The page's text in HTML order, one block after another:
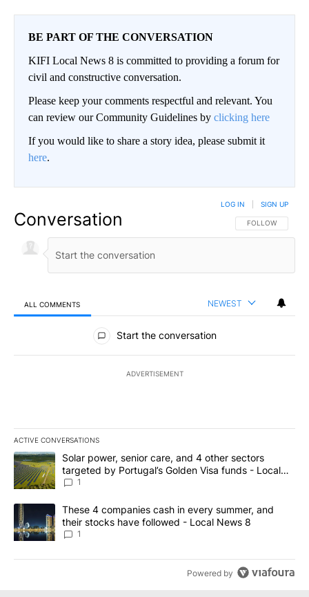
BE PART OF THE CONVERSATION
KIFI Local News 8 is committed to providing a forum for
civil and constructive conversation.
Please keep your comments respectful and relevant. You
can review our Community Guidelines by clicking here
If you would like to share a story idea, please submit it
here.
Conversation FOLLOW THIS
FOLLOW
LOG IN SIGN UP
ALL COMMENTS NEWEST
All Comments
Start the conversation
ADVERTISEMENT
ACTIVE CONVERSATIONS
The following is a list of the most commented articles in the last
A trending article titled "Solar power, senior care, and 4 other
Solar power, senior care, and 4 other sectors
targeted by Portugal’s Golden Visa funds - Local
News 8
1
A trending article titled "These 4 companies cash in every
These 4 companies cash in every summer, and
their stocks have followed - Local News 8
1
Powered by